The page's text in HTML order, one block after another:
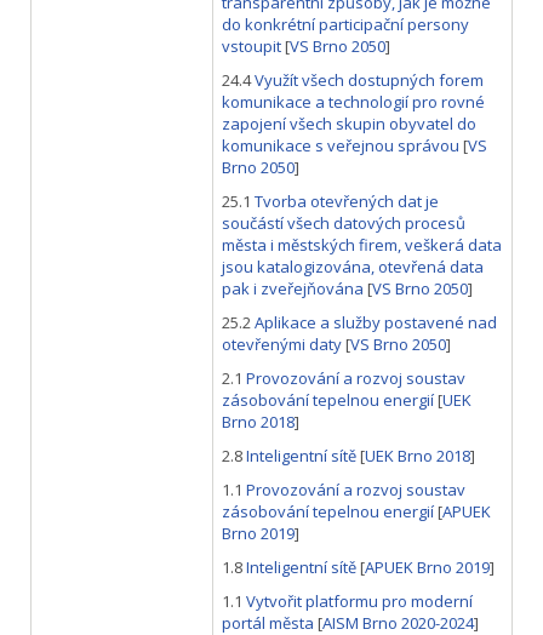
do konkrétní participační persony
vstoupit[VS Brno 2050]
24.4Využít všech dostupných forem
komunikace a technologií pro rovné
zapojení všech skupin obyvatel do
komunikace s veřejnou správou [VS
Brno 2050]
25.1 Tvorba otevřených dat je
součástí všech datových procesů
města i městských firem, veškerá data
jsou katalogizována, otevřená data
pak i zveřejňována [VS Brno 2050]
25.2Aplikace a služby postavené nad
otevřenými daty[VS Brno 2050]
2.1 Provozování a rozvoj soustav
zásobování tepelnou energií[UEK
Brno 2018]
2.8Inteligentní sítě[UEK Brno 2018]
1.1 Provozování a rozvoj soustav
zásobování tepelnou energií[APUEK
Brno 2019]
1.8Inteligentní sítě[APUEK Brno 2019]
1.1 Vytvořit platformu pro moderní
portál města [AISM Brno 2020-2024]